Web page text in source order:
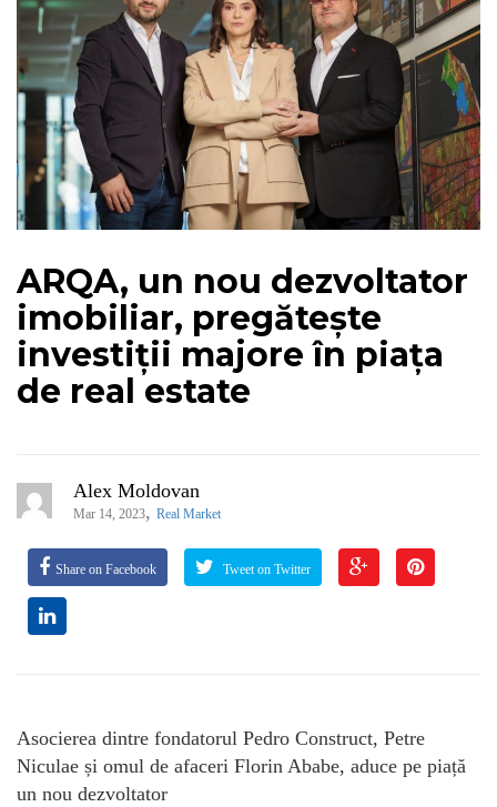
ARQA, un nou dezvoltator
imobiliar, pregătește
investiții majore în piața
de real estate
Alex Moldovan
Mar 14, 2023, Real Market
Share on Facebook Tweet on Twitter
Asocierea dintre fondatorul Pedro Construct, Petre
Niculae și omul de afaceri Florin Ababe, aduce pe piață
un nou dezvoltator